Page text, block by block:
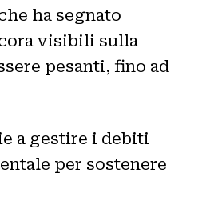
ha segnato
visibili sulla
pesanti, fino ad
a gestire i debiti
per sostenere